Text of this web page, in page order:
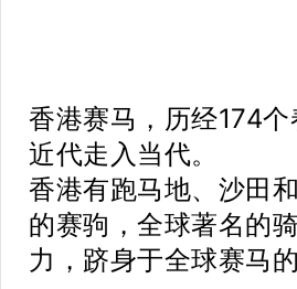
香港赛马，历经174
近代走入当代。
香港有跑马地、沙田
的赛驹，全球著名的
力，跻身于全球赛马